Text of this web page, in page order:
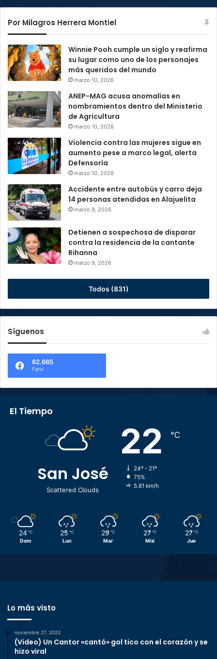
Por Milagros Herrera Montiel
Winnie Pooh cumple un siglo y reafirma
su lugar como uno de los personajes
más queridos del mundo
marzo 10, 2026
ANEP-MAG acusa anomalías en
nombramientos dentro del Ministerio
de Agricultura
marzo 10, 2026
Violencia contra las mujeres sigue en
aumento pese a marco legal, alerta
Defensoría
marzo 10, 2026
Accidente entre autobús y carro deja
14 personas atendidas en Alajuelita
marzo 9, 2026
Detienen a sospechosa de disparar
contra la residencia de la cantante
Rihanna
marzo 9, 2026
Todos (831)
Síguenos
62.665
Fans
El Tiempo
San José
Scattered Clouds
22 ℃
24º - 21º
75%
5.81 km/h
24 ℃
Dom
25 ℃
Lun
29 ℃
Mar
27 ℃
Mié
27 ℃
Jue
Lo más visto
noviembre 27, 2022
(Video) Un Cantor «cantó» gol tico con el corazón y se
hizo viral